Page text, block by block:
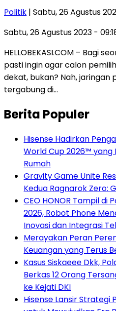
Politik | Sabtu, 26 Agustus
Sabtu, 26 Agustus 2023 -
HELLOBEKASI.COM – Bagi
pasti ingin agar calon
dekat, bukan? Nah,
tergabung di…
Berita Populer
Hisense Hadirkan
World Cup 2026™ yang
Rumah
Gravity Game Unite
Kedua Ragnarok Zero:
CEO HONOR Tampil di
2026, Robot Phone
Inovasi dan Integrasi
Merayakan Peran
Keuangan yang Terus
Kasus Siskaeee Dkk,
Berkas 12 Orang
ke Kejati DKI
Hisense Lansir Strategi